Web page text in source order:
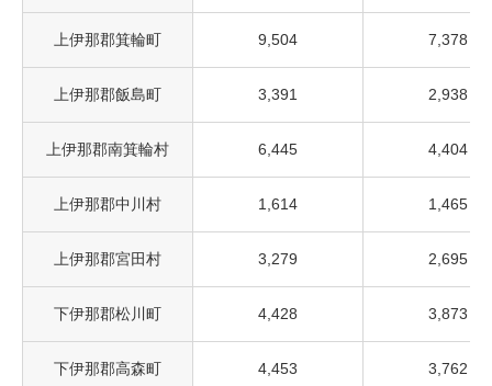
上伊那郡箕輪町 9,504 7,378
上伊那郡飯島町 3,391 2,938
上伊那郡南箕輪村 6,445 4,404
上伊那郡中川村 1,614 1,465
上伊那郡宮田村 3,279 2,695
下伊那郡松川町 4,428 3,873
下伊那郡高森町 4,453 3,762